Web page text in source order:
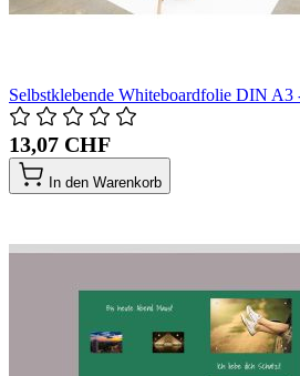
Selbstklebende Whiteboardfolie DIN A3
13,07 CHF
In den Warenkorb